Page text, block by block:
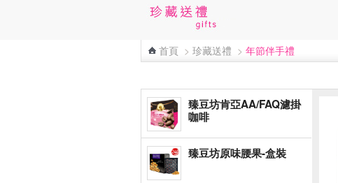
首頁 > 珍藏送禮 > 年節伴手禮
臻豆坊肯亞AA/FAQ濾掛
咖啡
臻豆坊原味腰果-盒裝